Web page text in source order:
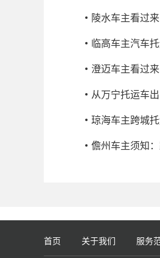
陵水车主看过
临高车主汽车
澄迈车主看过
从万宁托运车
琼海车主跨城
儋州车主须知
首页 关于我们 服务